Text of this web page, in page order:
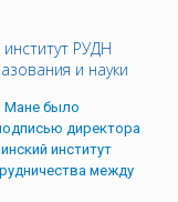
РУДН
и науки
Мане было
директора
институт
между